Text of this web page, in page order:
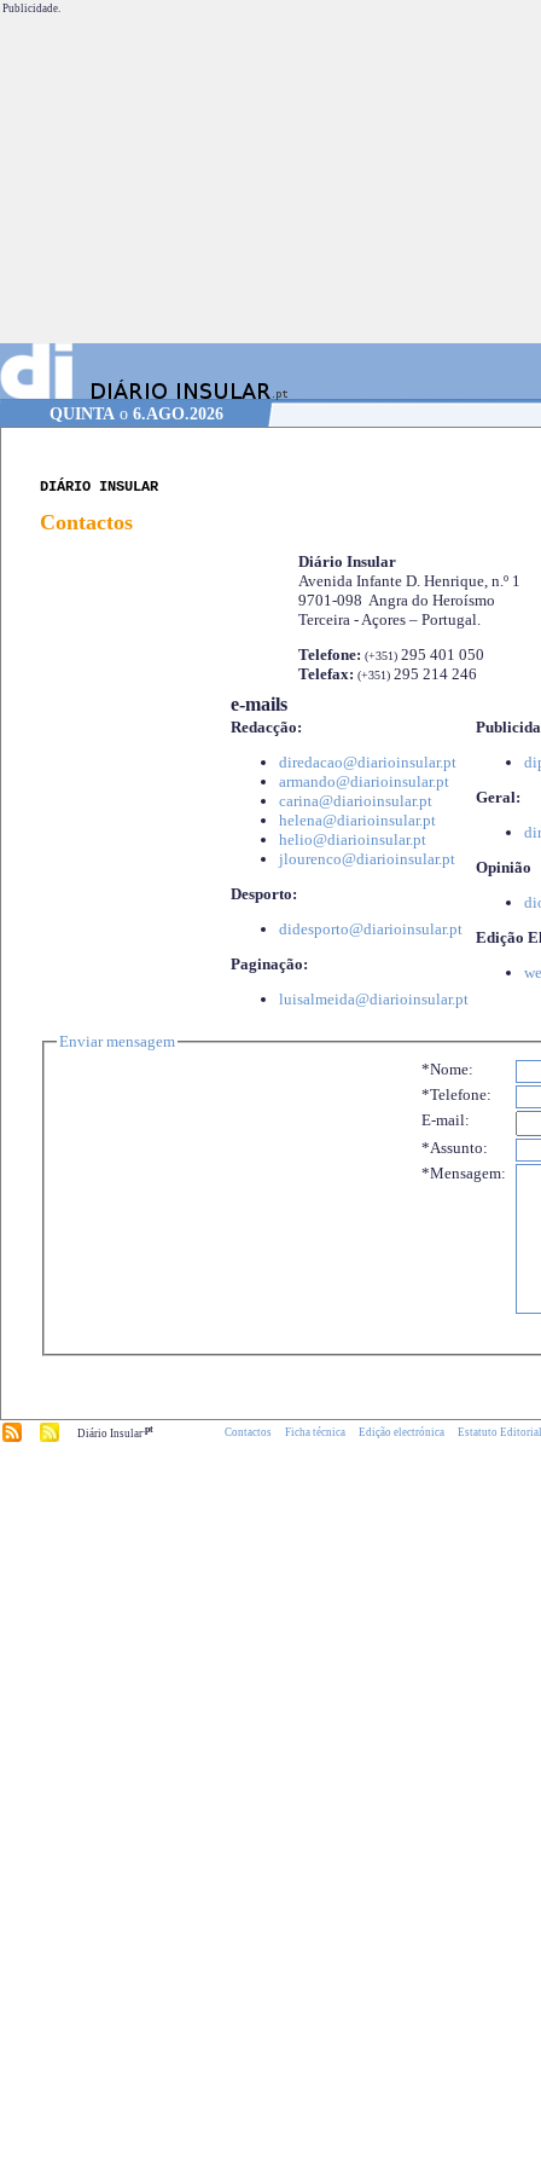
Publicidade.
QUINTAo 6.AGO.2026
DIÁRIO INSULAR
Contactos
Diário Insular
Avenida Infante D. Henrique, n.º 1
9701-098 Angra do Heroísmo
Terceira - Açores – Portugal.
Telefone: (+351) 295 401 050
Telefax: (+351) 295 214 246
e-mails
Redacção:
diredacao@diarioinsular.pt
armando@diarioinsular.pt
carina@diarioinsular.pt
helena@diarioinsular.pt
helio@diarioinsular.pt
jlourenco@diarioinsular.pt
Desporto:
didesporto@diarioinsular.pt
Paginação:
luisalmeida@diarioinsular.pt
Geral:
Opinião
Edição
Enviar mensagem
*Nome:
*Telefone:
E-mail:
*Assunto:
*Mensagem:
Diário Insular.pt Contactos Ficha técnica Edição electrónica Estatuto Editorial